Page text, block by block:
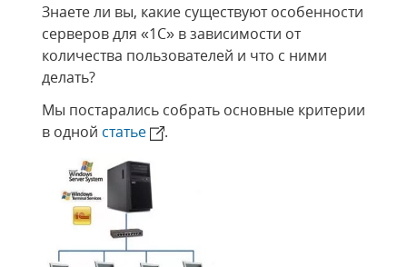
Знаете ли вы, какие существуют особенности
серверов для «1С» в зависимости от
количества пользователей и что с ними
делать?
Мы постарались собрать основные критерии
в одной статье .